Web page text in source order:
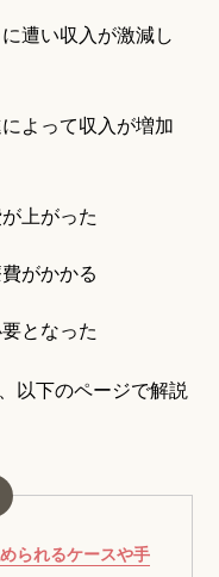
遭い収入が激減し
よって収入が増加
上がった
がかかる
となった
以下のページで解説
られるケースや手